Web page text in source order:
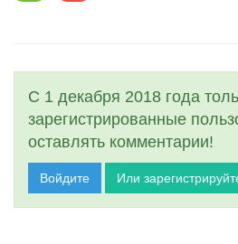
С 1 декабря 2018 года
зарегистрированные
оставлять комментарии!
Войдите Или